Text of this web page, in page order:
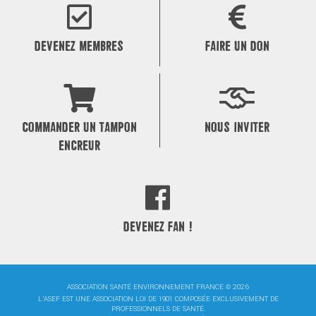
DEVENEZ MEMBRES FAIRE UN DON
COMMANDER UN TAMPON
ENCREUR
NOUS INVITER
DEVENEZ FAN !
ASSOCIATION SANTÉ ENVIRONNEMENT FRANCE © 2026
L'ASEF EST UNE ASSOCIATION LOI DE 1901 COMPOSÉE EXCLUSIVEMENT DE
PROFESSIONNELS DE SANTÉ.